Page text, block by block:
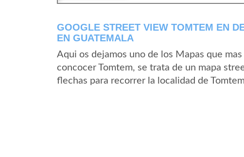
GOOGLE STREET VIEW TOMTEM EN
EN GUATEMALA
Aqui os dejamos uno de los Mapas que
concocer Tomtem, se trata de un mapa
flechas para recorrer la localidad de